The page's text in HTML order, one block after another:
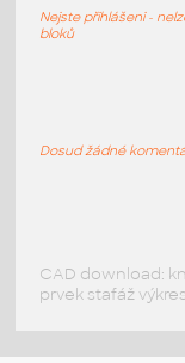
Nejste přihlášeni -
bloků
Dosud žádné
CAD download:
prvek stafáž